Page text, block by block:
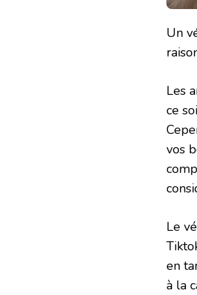
Un
Les
ce
vos
Le
en
à la